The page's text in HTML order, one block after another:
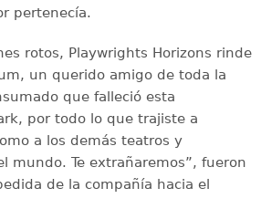
pertenecía.
rotos, Playwrights Horizons rinde
un querido amigo de toda la
que falleció esta
por todo lo que trajiste a
a los demás teatros y
mundo. Te extrañaremos”, fueron
de la compañía hacia el